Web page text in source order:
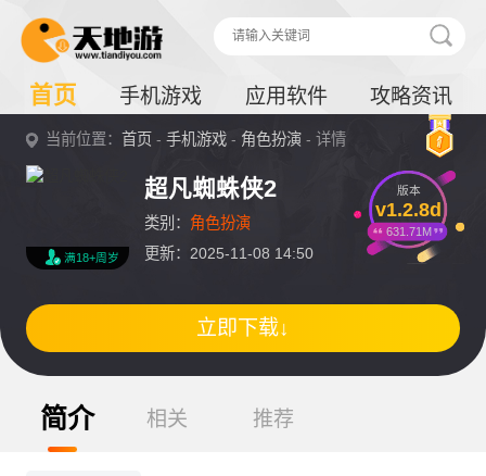
首页 手机游戏 应用软件 攻略资讯
当前位置：首页 -手机游戏 - 角色扮演 - 详情
满18+周岁
超凡蜘蛛侠2
类别： 角色扮演
更新：2025-11-08 14:50
版本
v1.2.8d
631.71M
立即下载↓
简介 相关 推荐